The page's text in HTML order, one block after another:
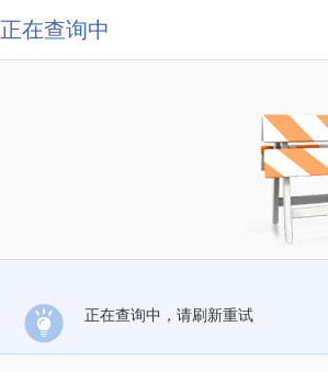
正在查询中
正在查询中，请刷新重试